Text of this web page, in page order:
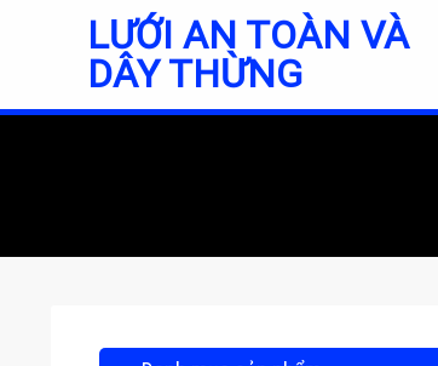
LƯỚI AN TOÀN VÀ
DÂY THỪNG